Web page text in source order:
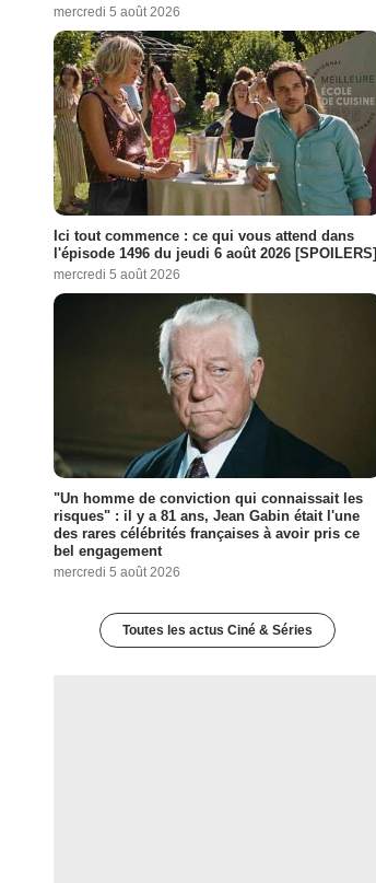
mercredi 5 août 2026
Ici tout commence : ce qui vous attend dans
l'épisode 1496 du jeudi 6 août 2026 [SPOILERS]
mercredi 5 août 2026
"Un homme de conviction qui connaissait les
risques" : il y a 81 ans, Jean Gabin était l'une
des rares célébrités françaises à avoir pris ce
bel engagement
mercredi 5 août 2026
Toutes les actus Ciné & Séries